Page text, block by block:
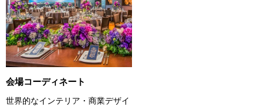
会場コーディネート
世界的なインテリア・商業デザイ